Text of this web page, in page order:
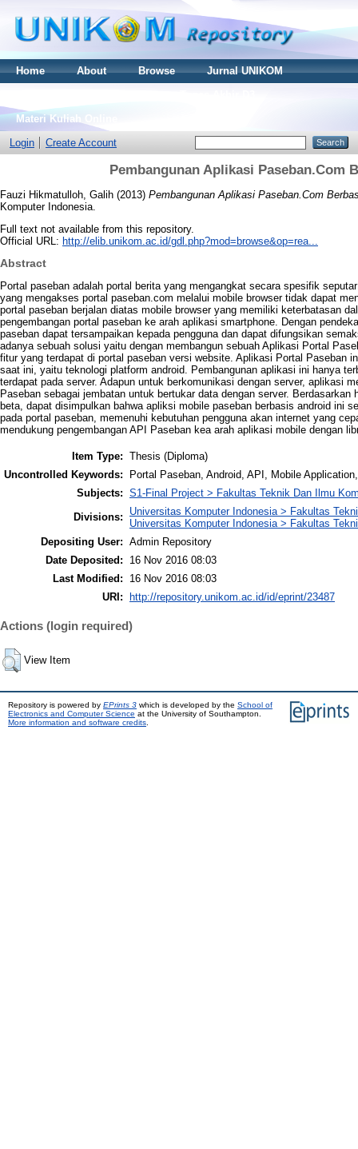
Home About Browse
Jurnal UNIKOM
Materi Kuliah Online
Login
Create Account
Pembangunan Aplikasi Paseban.Com
Fauzi Hikmatulloh, Galih (2013) Pembangunan Aplikasi Paseban.Com
Komputer Indonesia.
Full text not available from this repository.
Official URL: http://elib.unikom.ac.id/gdl.php?mod=browse&op=rea...
Abstract
Portal paseban adalah portal berita yang mengangkat secara spesifik
yang mengakses portal paseban.com melalui mobile browser tidak dapat
portal paseban berjalan diatas mobile browser yang memiliki keterbatasan
pengembangan portal paseban ke arah aplikasi smartphone. Dengan
paseban dapat tersampaikan kepada pengguna dan dapat difungsikan
adanya sebuah solusi yaitu dengan membangun sebuah Aplikasi Portal
fitur yang terdapat di portal paseban versi website. Aplikasi Portal Paseban
saat ini, yaitu teknologi platform android. Pembangunan aplikasi ini hanya
terdapat pada server. Adapun untuk berkomunikasi dengan server, aplikasi
Paseban sebagai jembatan untuk bertukar data dengan server.
beta, dapat disimpulkan bahwa apliksi mobile paseban berbasis android ini
pada portal paseban, memenuhi kebutuhan pengguna akan internet yang
mendukung pengembangan API Paseban kea arah aplikasi mobile dengan
Item Type: Thesis (Diploma)
Uncontrolled Keywords:
Portal Paseban, Android, API, Mobile
Subjects: S1-Final Project > Fakultas Teknik Dan Ilmu
Divisions:
Universitas Komputer Indonesia > Fakultas
Universitas Komputer Indonesia > Fakultas
Depositing User: Admin Repository
Date Deposited:
16 Nov 2016 08:03
Last Modified:
16 Nov 2016 08:03
URI:
http://repository.unikom.ac.id/id/eprint/23487
Actions (login required)
View Item
Repository is powered by EPrints 3 which is developed by the School of
Electronics and Computer Science at the University of Southampton.
More information and software credits